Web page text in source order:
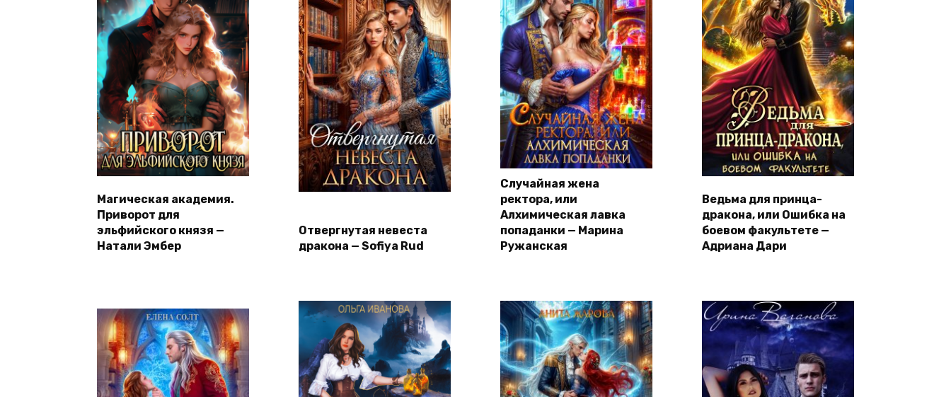
Магическая академия.
Приворот для
эльфийского князя —
Натали Эмбер
Отвергнутая невеста
дракона — Sofiya Rud
Случайная жена
ректора, или
Алхимическая лавка
попаданки — Марина
Ружанская
Ведьма для принца-
дракона, или Ошибка на
боевом факультете —
Адриана Дари